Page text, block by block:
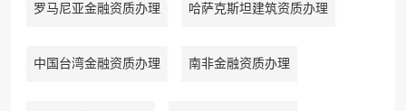
罗马尼亚金融资质办理 哈萨克斯坦建筑资质办理
中国台湾金融资质办理 南非金融资质办理